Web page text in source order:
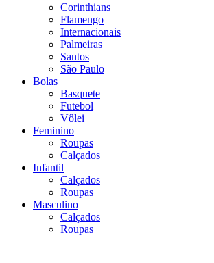
Corinthians
Flamengo
Internacionais
Palmeiras
Santos
São Paulo
Bolas
Basquete
Futebol
Vôlei
Feminino
Roupas
Calçados
Infantil
Calçados
Roupas
Masculino
Calçados
Roupas